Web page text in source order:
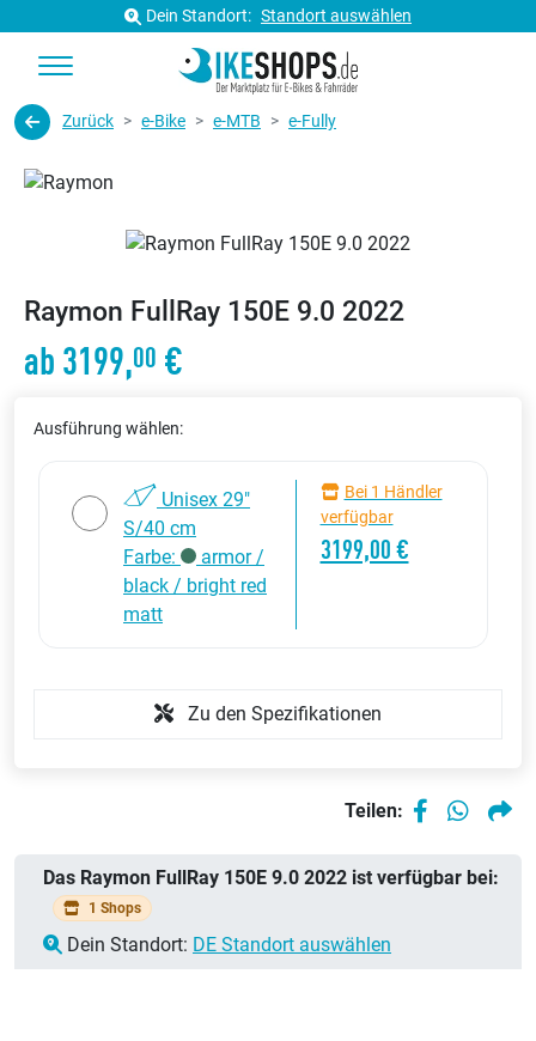
Dein Standort: Standort auswählen
Zurück e-Bike e-MTB e-Fully
Raymon FullRay 150E 9.0 2022
ab 3199,00 €
Ausführung wählen:
Unisex 29"
S/40 cm
Farbe:
armor /
black / bright red
matt
Bei 1 Händler
verfügbar
3199,00 €
Zu den Spezifikationen
Teilen:
Das Raymon FullRay 150E 9.0 2022 ist verfügbar bei:
1 Shops
Dein Standort: DE Standort auswählen